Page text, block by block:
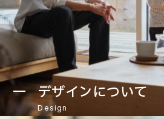
デザインについて
Design